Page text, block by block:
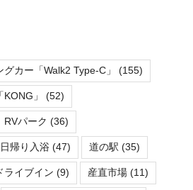
カー「Walk2 Type-C」 (155)
」 (52)
RVパーク (36)
日帰り入浴 (47) 道の駅 (35)
ライブイン (9) 産直市場 (11)